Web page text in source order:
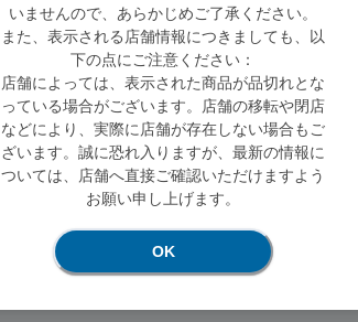
Loading...
いませんので、あらかじめご了承ください。
また、表示される店舗情報につきましても、以
下の点にご注意ください：
店舗によっては、表示された商品が品切れとな
っている場合がございます。店舗の移転や閉店
などにより、実際に店舗が存在しない場合もご
ざいます。誠に恐れ入りますが、最新の情報に
ついては、店舗へ直接ご確認いただけますよう
お願い申し上げます。
OK